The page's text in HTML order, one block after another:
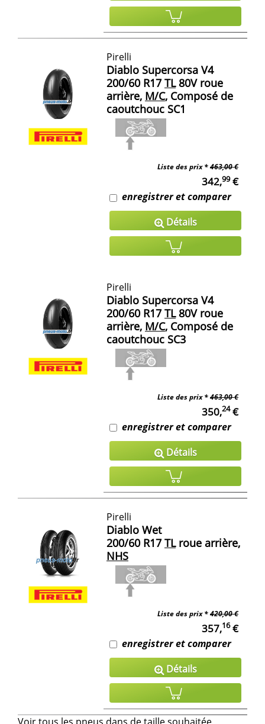
Pirelli
Diablo Supercorsa V4
200/60 R17 TL80V roue
arrière, M/C, Composé de
caoutchouc SC1
Liste des prix *463,00 €
342,99€
enregistrer et comparer
Détails
Pirelli
Diablo Supercorsa V4
200/60 R17 TL80V roue
arrière, M/C, Composé de
caoutchouc SC3
Liste des prix *463,00 €
350,24€
enregistrer et comparer
Détails
Pirelli
Diablo Wet
200/60 R17 TLroue arrière,
NHS
Liste des prix *420,00 €
357,16€
enregistrer et comparer
Détails